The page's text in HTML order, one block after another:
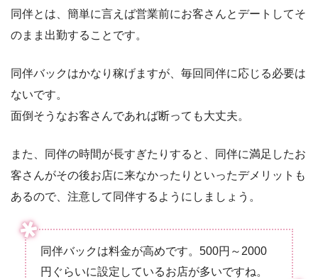
同伴とは、簡単に言えば営業前にお客さんとデートしてそ
のまま出勤することです。
同伴バックはかなり稼げますが、毎回同伴に応じる必要は
ないです。
面倒そうなお客さんであれば断っても大丈夫。
また、同伴の時間が長すぎたりすると、同伴に満足したお
客さんがその後お店に来なかったりといったデメリットも
あるので、注意して同伴するようにしましょう。
同伴バックは料金が高めです。500円～2000
円ぐらいに設定しているお店が多いですね。